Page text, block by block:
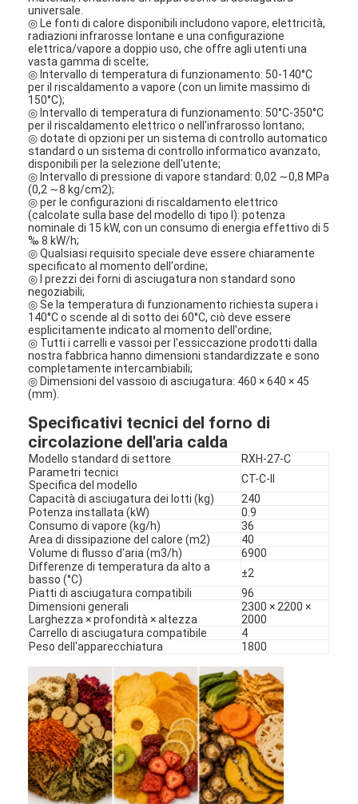
Casa
Prodotti
Chi siamo
Fatory Tour
Contattaci
notizie
Tutti i casi
Essiccatore di spruzzo centrifugo ad alta velocità
Essiccatore a letto fluidizzato di vibrazione
Essiccatore di vuoto di microonda
Essiccatore di spruzzo di pressione
Aria calda Oven Dryer
Miscelatore orizzontale del nastro
Frantoio universale
universale.
◎ Le fonti di calore disponibili includono vapore, elettricità,
radiazioni infrarosse lontane e una configurazione
elettrica/vapore a doppio uso, che offre agli utenti una
vasta gamma di scelte;
◎ Intervallo di temperatura di funzionamento: 50-140°C
per il riscaldamento a vapore (con un limite massimo di
150°C);
◎ Intervallo di temperatura di funzionamento: 50°C-350°C
per il riscaldamento elettrico o nell'infrarosso lontano;
◎ dotate di opzioni per un sistema di controllo automatico
standard o un sistema di controllo informatico avanzato,
disponibili per la selezione dell'utente;
◎ Intervallo di pressione di vapore standard: 0,02 ∼0,8 MPa
(0,2 ∼8 kg/cm2);
◎ per le configurazioni di riscaldamento elettrico
(calcolate sulla base del modello di tipo I): potenza
nominale di 15 kW, con un consumo di energia effettivo di 5
‰ 8 kW/h;
◎ Qualsiasi requisito speciale deve essere chiaramente
specificato al momento dell'ordine;
◎ I prezzi dei forni di asciugatura non standard sono
negoziabili;
◎ Se la temperatura di funzionamento richiesta supera i
140°C o scende al di sotto dei 60°C, ciò deve essere
esplicitamente indicato al momento dell'ordine;
◎ Tutti i carrelli e vassoi per l'essiccazione prodotti dalla
nostra fabbrica hanno dimensioni standardizzate e sono
completamente intercambiabili;
◎ Dimensioni del vassoio di asciugatura: 460 × 640 × 45
(mm).
Specificativi tecnici del forno di
circolazione dell'aria calda
Modello standard di settore
RXH-27-C
Parametri tecnici
Specifica del modello
CT-C-II
Capacità di asciugatura dei lotti (kg)
240
Potenza installata (kW)
0.9
Consumo di vapore (kg/h)
36
Area di dissipazione del calore (m2)
40
Volume di flusso d'aria (m3/h)
6900
Differenze di temperatura da alto a
basso (°C)
±2
Piatti di asciugatura compatibili
96
Dimensioni generali
Larghezza × profondità × altezza
2300 × 2200 ×
2000
Carrello di asciugatura compatibile
4
Peso dell'apparecchiatura
1800